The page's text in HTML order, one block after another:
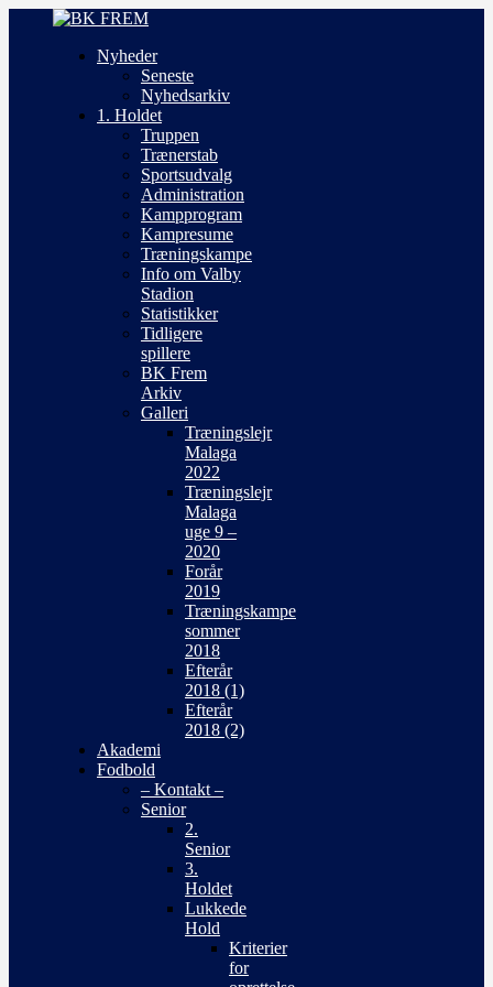
Nyheder
Seneste
Nyhedsarkiv
1. Holdet
Truppen
Trænerstab
Sportsudvalg
Administration
Kampprogram
Kampresume
Træningskampe
Info om Valby
Stadion
Statistikker
Tidligere
spillere
BK Frem
Arkiv
Galleri
Træningslejr
Malaga
2022
Træningslejr
Malaga
uge 9 –
2020
Forår
2019
Træningskampe
sommer
2018
Efterår
2018 (1)
Efterår
2018 (2)
Akademi
Fodbold
– Kontakt –
Senior
2.
Senior
3.
Holdet
Lukkede
Hold
Kriterier
for